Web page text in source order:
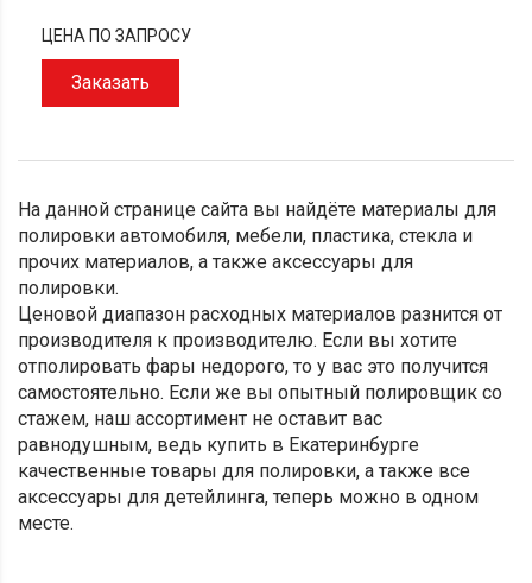
ЦЕНА ПО ЗАПРОСУ
Заказать
На данной странице сайта вы найдёте материалы для
полировки автомобиля, мебели, пластика, стекла и
прочих материалов, а также аксессуары для
полировки.
Ценовой диапазон расходных материалов разнится от
производителя к производителю. Если вы хотите
отполировать фары недорого, то у вас это получится
самостоятельно. Если же вы опытный полировщик со
стажем, наш ассортимент не оставит вас
равнодушным, ведь купить в Екатеринбурге
качественные товары для полировки, а также все
аксессуары для детейлинга, теперь можно в одном
месте.